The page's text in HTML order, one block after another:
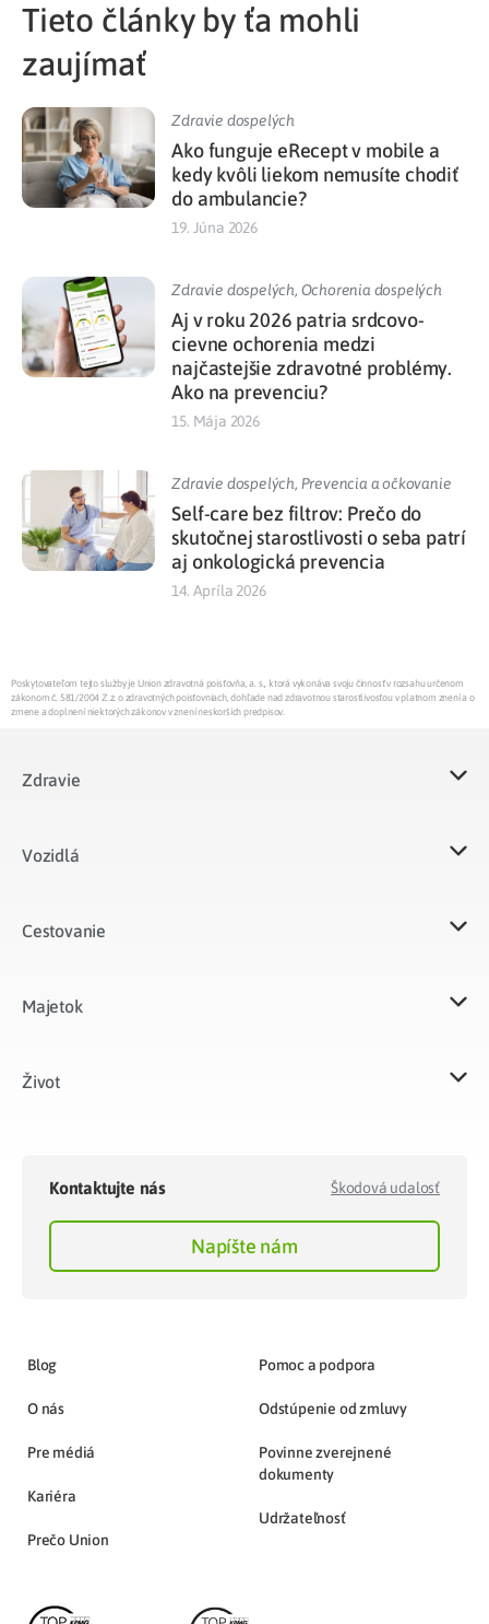
Tieto články by ťa mohli
zaujímať
Zdravie dospelých
Ako funguje eRecept v mobile a
kedy kvôli liekom nemusíte chodiť
do ambulancie?
19. Júna 2026
Zdravie dospelých, Ochorenia dospelých
Aj v roku 2026 patria srdcovo-
cievne ochorenia medzi
najčastejšie zdravotné problémy.
Ako na prevenciu?
15. Mája 2026
Zdravie dospelých, Prevencia a očkovanie
Self-care bez filtrov: Prečo do
skutočnej starostlivosti o seba patrí
aj onkologická prevencia
14. Apríla 2026
Poskytovateľom tejto služby je Union zdravotná poisťovňa, a. s., ktorá vykonáva svoju činnosť v rozsahu určenom
zákonom č. 581/2004 Z.z. o zdravotných poisťovniach, dohľade nad zdravotnou starostlivosťou v platnom znení a o
zmene a doplnení niektorých zákonov v znení neskorších predpisov.
Zdravie
Vozidlá​
Cestovanie
Majetok​
Život​
Kontaktujte nás Škodová udalosť
Napíšte nám
Blog
O nás
Pre médiá
Kariéra
Prečo Union
Pomoc a podpora
Odstúpenie od zmluvy
Povinne zverejnené
dokumenty
Udržateľnosť